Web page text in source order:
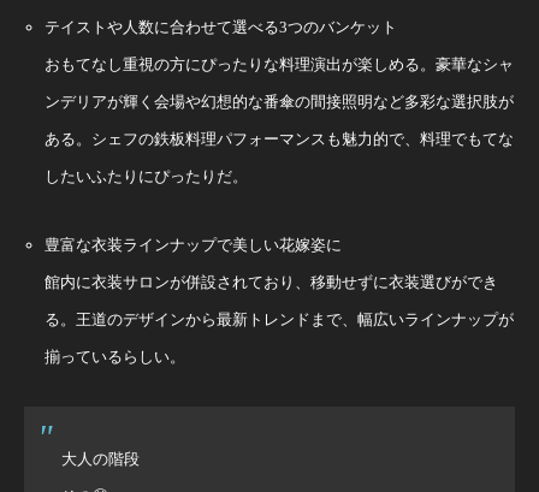
テイストや人数に合わせて選べる3つのバンケット
おもてなし重視の方にぴったりな料理演出が楽しめる。豪華なシャ
ンデリアが輝く会場や幻想的な番傘の間接照明など多彩な選択肢が
ある。シェフの鉄板料理パフォーマンスも魅力的で、料理でもてな
したいふたりにぴったりだ。
豊富な衣装ラインナップで美しい花嫁姿に
館内に衣装サロンが併設されており、移動せずに衣装選びができ
る。王道のデザインから最新トレンドまで、幅広いラインナップが
揃っているらしい。
大人の階段